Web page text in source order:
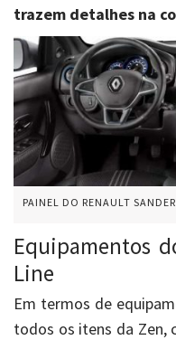
trazem detalhes na
PAINEL DO RENAULT
Equipamentos
Line
Em termos de
todos os itens da Zen,